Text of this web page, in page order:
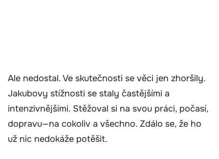
Ale nedostal. Ve skutečnosti se věci jen zhoršily.
Jakubovy stížnosti se staly častějšími a
intenzivnějšími. Stěžoval si na svou práci, počasí,
dopravu—na cokoliv a všechno. Zdálo se, že ho
už nic nedokáže potěšit.